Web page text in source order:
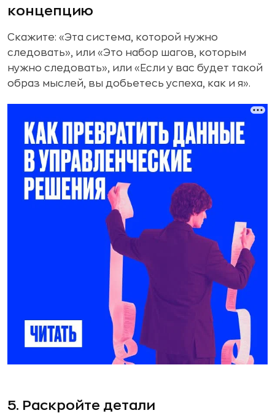
концепцию
Скажите: «Эта система, которой нужно
следовать», или «Это набор шагов, которым
нужно следовать», или «Если у вас будет такой
образ мыслей, вы добьетесь успеха, как и я».
5. Раскройте детали